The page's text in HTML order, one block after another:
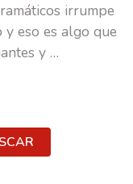
irrumpe
eso es algo que
y …